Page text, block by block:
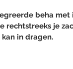
beha met
rechtstreeks je
in dragen.